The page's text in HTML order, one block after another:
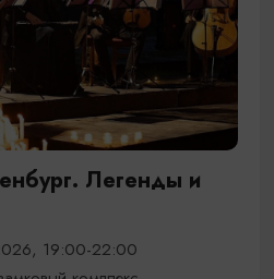
Легенды и
19:00-22:00